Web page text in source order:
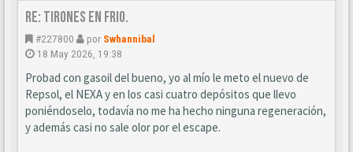
Re: Tirones en frio.
#227800 por Swhannibal
18 May 2026, 19:38
Probad con gasoil del bueno, yo al mío le meto el nuevo de
Repsol, el NEXA y en los casi cuatro depósitos que llevo
poniéndoselo, todavía no me ha hecho ninguna regeneración,
y además casi no sale olor por el escape.